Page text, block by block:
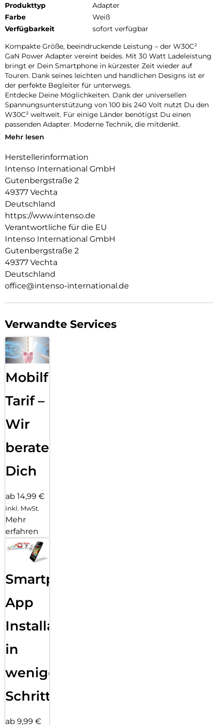
Produkttyp
Adapter
Farbe
Weiß
Verfügbarkeit
sofort verfügbar
Kompakte Größe, beeindruckende Leistung – der W30C²
GaN Power Adapter vereint beides. Mit 30 Watt Ladeleistung
bringt er Dein Smartphone in kürzester Zeit wieder auf
Touren. Dank seines leichten und handlichen Designs ist er
der perfekte Begleiter für unterwegs.
Entdecke Deine Möglichkeiten. Dank der universellen
Spannungsunterstützung von 100 bis 240 Volt nutzt Du den
W30C² weltweit. Für einige Länder benötigst Du einen
passenden Adapter. Moderne Technik, die mitdenkt.
Dank der innovativen Galliumnitrid-Technologie (GaN) setzt
zugleich effizienter als herkömmliche Adapter. Deine Geräte
werden blitzschnell geladen, während Du gleichzeitig Deinen
ökologischen Fußabdruck verringerst. GaN macht es
möglich, dass die Adapter kleiner sind und höhere
Spannungen und Ströme bewältigen können, dabei aber
weniger Wärme erzeugen.
Erlebe die perfekte Verbindung aus Flexibilität und Power.
Der W30C² GaN Power Adapter ist der ideale Ersatz für
Deine Hände. Erhältlich in stilvollem Schwarz und Weiß – für
ein modernes Ladeerlebnis.
Mehr lesen
Herstellerinformation
Intenso International GmbH
Gutenbergstraße 2
49377 Vechta
Deutschland
https://www.intenso.de
Verantwortliche für die EU
Intenso International GmbH
Gutenbergstraße 2
49377 Vechta
Deutschland
office@intenso-international.de
Verwandte Services
Mobilfunk
Tarif –
Wir
beraten
Dich
ab 14,99 €
inkl. MwSt.
Mehr
erfahren
Smartphone
App
Installation
in
wenigen
Schritten
ab 9,99 €